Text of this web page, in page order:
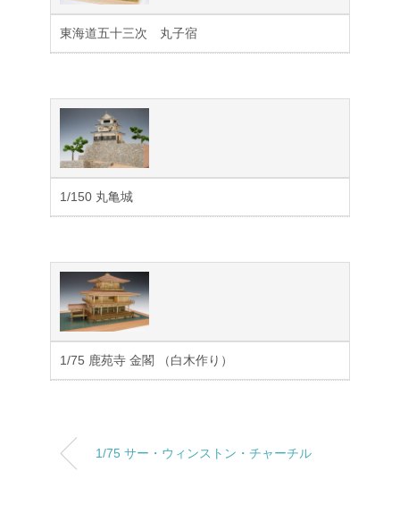
東海道五十三次 丸子宿
1/150 丸亀城
1/75 鹿苑寺 金閣 （白木作り）
1/75 サー・ウィンストン・チャーチル